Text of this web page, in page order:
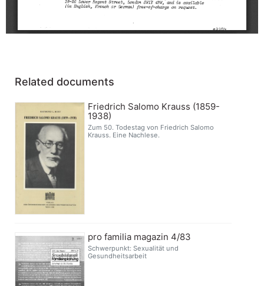
Related documents
Friedrich Salomo Krauss (1859-
1938)
Zum 50. Todestag von Friedrich Salomo
Krauss. Eine Nachlese.
pro familia magazin 4/83
Schwerpunkt: Sexualität und
Gesundheitsarbeit